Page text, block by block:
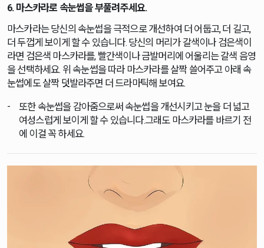
6. 마스카라로 속눈썹을 부풀려주세요.
마스카라는 당신의 속눈썹을 극적으로 개선하여 더 어둡고, 더 길고,
더 두껍게 보이게 할 수 있습니다. 당신의 머리가 갈색이나 검은색이
라면 검은색 마스카라를, 빨간색이나 금발머리에 어울리는 갈색 음영
을 선택하세요. 위 속눈썹을 따라 마스카라를 살짝 쓸어주고 아래 속
눈썹에도 살짝 덧발라주면 더 드라마틱해 보여요.
또한 속눈썹을 감아줌으로써 속눈썹을 개선시키고 눈을 더 넓고
여성스럽게 보이게 할 수 있습니다.그래도 마스카라를 바르기 전
에 이걸 꼭 하세요.